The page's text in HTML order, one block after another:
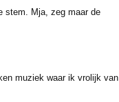
Mja, zeg maar de
muziek waar ik vrolijk van